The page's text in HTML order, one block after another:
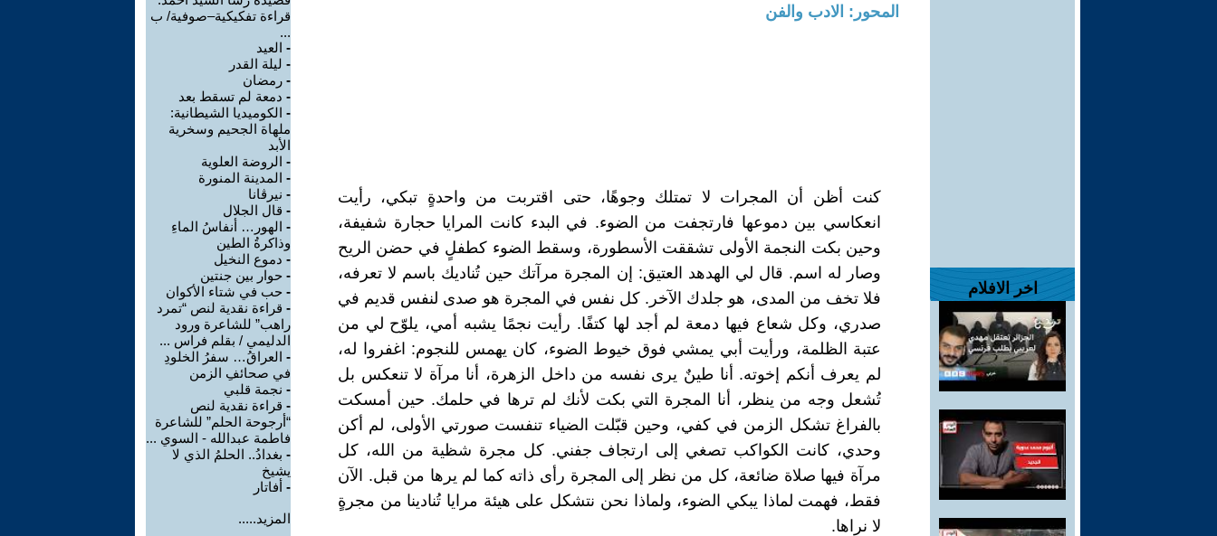
اخر الافلام
المحور: الادب والفن
كنت أظن أن المجرات لا تمتلك وجوهًا، حتى اقتربت من واحدةٍ تبكي، رأيت
انعكاسي بين دموعها فارتجفت من الضوء. في البدء كانت المرايا حجارة شفيفة،
وحين بكت النجمة الأولى تشققت الأسطورة، وسقط الضوء كطفلٍ في حضن الريح
وصار له اسم. قال لي الهدهد العتيق: إن المجرة مرآتك حين تُناديك باسم لا تعرفه،
فلا تخف من المدى، هو جلدك الآخر. كل نفس في المجرة هو صدى لنفس قديم في
صدري، وكل شعاع فيها دمعة لم أجد لها كتفًا. رأيت نجمًا يشبه أمي، يلوّح لي من
عتبة الظلمة، ورأيت أبي يمشي فوق خيوط الضوء، كان يهمس للنجوم: اغفروا له،
لم يعرف أنكم إخوته. أنا طينٌ يرى نفسه من داخل الزهرة، أنا مرآة لا تنعكس بل
تُشعل وجه من ينظر، أنا المجرة التي بكت لأنك لم ترها في حلمك. حين أمسكت
بالفراغ تشكل الزمن في كفي، وحين قبّلت الضياء تنفست صورتي الأولى، لم أكن
وحدي، كانت الكواكب تصغي إلى ارتجاف جفني. كل مجرة شظية من الله، كل
مرآة فيها صلاة ضائعة، كل من نظر إلى المجرة رأى ذاته كما لم يرها من قبل. الآن
فقط، فهمت لماذا يبكي الضوء، ولماذا نحن نتشكل على هيئة مرايا تُنادينا من مجرةٍ
لا نراها.
قراءة تفكيكية–صوفية/ ب
...
- العيد
- ليلة القدر
- رمضان
- دمعة لم تسقط بعد
- الكوميديا الشيطانية:
ملهاة الجحيم وسخرية
الأبد
- الروضة العلوية
- المدينة المنورة
- نيرڤانا
- قال الجلال
- الهور… أنفاسُ الماءِ
وذاكرةُ الطين
- دموع النخيل
- حوار بين جنتين
- حب في شتاء الأكوان
- قراءة نقدية لنص “تمرد
راهب” للشاعرة ورود
الدليمي / بقلم فراس ...
- العراقُ… سفرُ الخلودِ
في صحائفِ الزمن
- نجمة قلبي
- قراءة نقدية لنص
“أرجوحة الحلم” للشاعرة
فاطمة عبدالله - السوي ...
- بغدادُ.. الحلمُ الذي لا
يشيخ
- أفاتار
المزيد.....